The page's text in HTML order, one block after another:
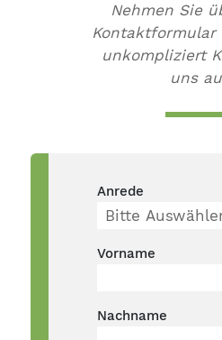
Top-Themen
Nehmen Sie
unkompliziert
uns
Anrede
Vorname
Nachname